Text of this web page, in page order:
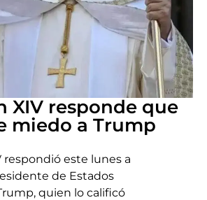
XIV responde que
miedo a Trump
respondió este lunes a
de Estados
quien lo calificó